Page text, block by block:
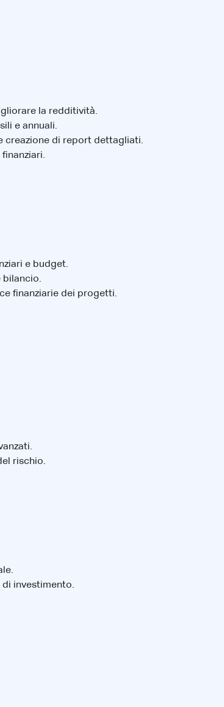
la redditività.
e annuali.
creazione di report dettagliati.
e budget.
bilancio.
finanziarie dei progetti.
rischio.
di investimento.